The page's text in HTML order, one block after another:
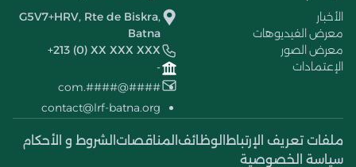
الأخبار
معرض الفيديوهات
معرض الصور
الإعتمادات
G5V7+HRV, Rte de Biskra,
Batna
+213 (0) XX XXX XXX
-
####@####.com
contact@lrf-batna.org
ملفات تعريف الإرتباط الوظائف المناقصات الشروط و الأحكام
سياسة الخصوصية